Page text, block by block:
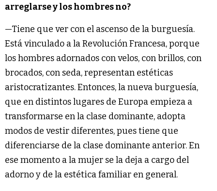
arreglarse y los hombres no?
—Tiene que ver con el ascenso de la burguesía.
Está vinculado a la Revolución Francesa, porque
los hombres adornados con velos, con brillos, con
brocados, con seda, representan estéticas
aristocratizantes. Entonces, la nueva burguesía,
que en distintos lugares de Europa empieza a
transformarse en la clase dominante, adopta
modos de vestir diferentes, pues tiene que
diferenciarse de la clase dominante anterior. En
ese momento a la mujer se la deja a cargo del
adorno y de la estética familiar en general.